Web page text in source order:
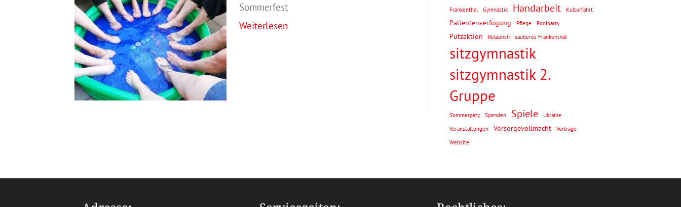
Sommerfest
Weiterlesen
Frankenthal Gymnastik Handarbeit Kulturfahrt
Patientenverfügung Pflege Poolparty
Putzaktion Relaunch sauberes Frankenthal
sitzgymnastik
sitzgymnastik 2.
Gruppe
Sommerpaty Spenden Spiele
Ukraine
Veranstaltungen
Vorsorgevollmacht
Vorträge
Website